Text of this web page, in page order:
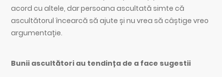
acord cu altele, dar persoana ascultată simte că
ascultătorul încearcă să ajute și nu vrea să câștige vreo
argumentație.
Bunii ascultători au tendința de a face sugestii